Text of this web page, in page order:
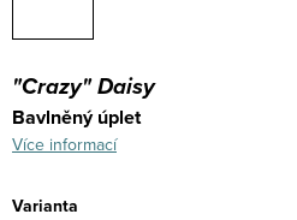
"Crazy" Daisy
Bavlněný úplet
Více informací
Varianta